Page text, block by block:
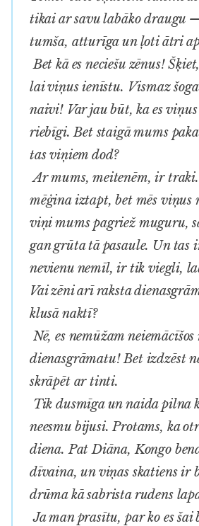
tikai ar savu labāko draugu
tumša, atturīga un ļoti ātri
Bet kā es neciešu zēnus!
lai viņus ienīstu. Vismaz
naivi! Var jau būt, ka es
riebīgi. Bet staigā mums
tas viņiem dod?
Ar mums, meitenēm, ir
mēģina iztapt, bet mēs viņus
viņi mums pagriež muguru,
gan grūta tā pasaule. Un tas
nevienu nemīl, ir tik viegli,
Vai zēni arī raksta
klusā naktī?
Nē, es nemūžam
dienasgrāmatu! Bet izdzēst
skrāpēt ar tinti.
Tik dusmīga un naida pilna
neesmu bijusi. Protams, ka
diena. Pat Diāna, Kongo
dīvaina, un viņas skatiens ir
drūma kā sabrista rudens
Ja man prasītu, par ko es